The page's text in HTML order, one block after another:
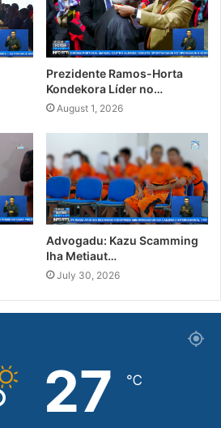
Prezidente Ramos-Horta
Kondekora Líder no…
August 1, 2026
Advogadu: Kazu Scamming
Iha Metiaut…
July 30, 2026
27 ℃